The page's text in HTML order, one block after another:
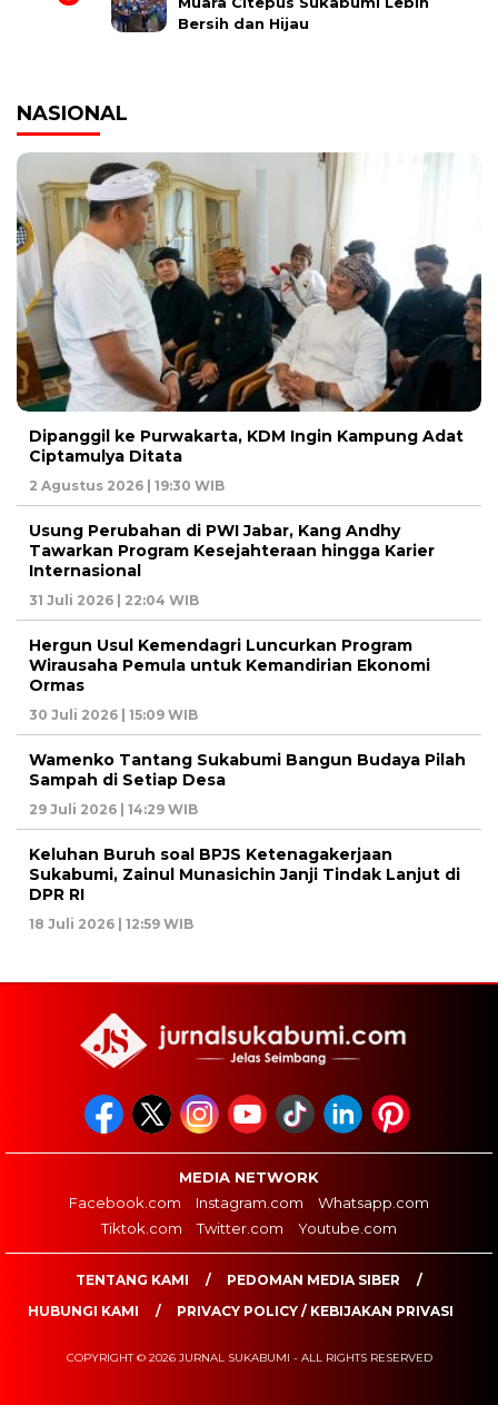
Bersih dan Hijau
NASIONAL
Dipanggil ke Purwakarta, KDM Ingin Kampung Adat
Ciptamulya Ditata
2 Agustus 2026 | 19:30 WIB
Usung Perubahan di PWI Jabar, Kang Andhy
Tawarkan Program Kesejahteraan hingga Karier
Internasional
31 Juli 2026 | 22:04 WIB
Hergun Usul Kemendagri Luncurkan Program
Wirausaha Pemula untuk Kemandirian Ekonomi
Ormas
30 Juli 2026 | 15:09 WIB
Wamenko Tantang Sukabumi Bangun Budaya Pilah
Sampah di Setiap Desa
29 Juli 2026 | 14:29 WIB
Keluhan Buruh soal BPJS Ketenagakerjaan
Sukabumi, Zainul Munasichin Janji Tindak Lanjut di
DPR RI
18 Juli 2026 | 12:59 WIB
MEDIA NETWORK
Facebook.com
Instagram.com
Whatsapp.com
Tiktok.com
Twitter.com Youtube.com
TENTANG KAMI
PEDOMAN MEDIA SIBER
HUBUNGI KAMI
PRIVACY POLICY / KEBIJAKAN PRIVASI
COPYRIGHT © 2026 JURNAL SUKABUMI - ALL RIGHTS RESERVED